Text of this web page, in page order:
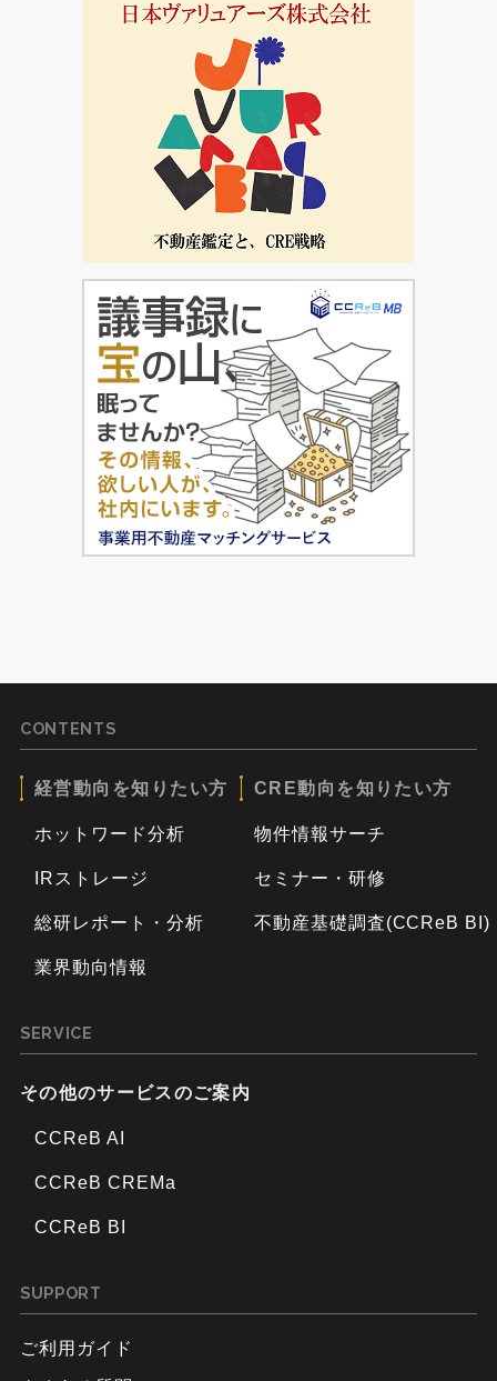
CONTENTS
経営動向を知りたい方
ホットワード分析
IRストレージ
総研レポート・分析
業界動向情報
CRE動向を知りたい方
物件情報サーチ
セミナー・研修
不動産基礎調査(CCReB BI)
SERVICE
その他のサービスのご案内
CCReB AI
CCReB CREMa
CCReB BI
SUPPORT
ご利用ガイド